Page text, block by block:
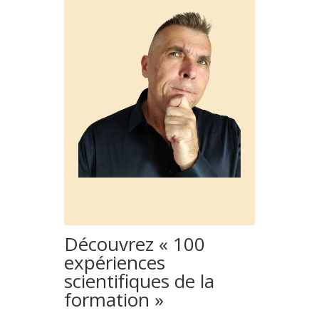
Découvrez « 100
expériences
scientifiques de la
formation »